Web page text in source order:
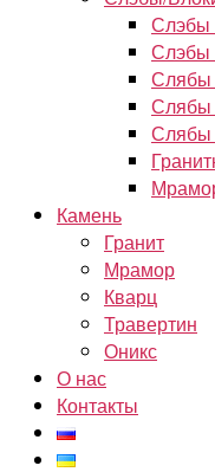
Слэбы
Слэбы
Слябы
Слябы
Слябы
Камень
Гранит
Мрамор
Кварц
Травертин
Оникс
О нас
Контакты